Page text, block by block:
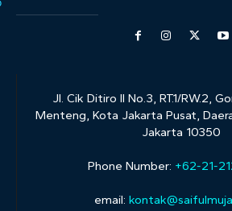
Jl. Cik Ditiro II No.3, RT.1/RW.2,
Menteng, Kota Jakarta Pusat,
Jakarta 10350
Phone Number: +62-21-
email: